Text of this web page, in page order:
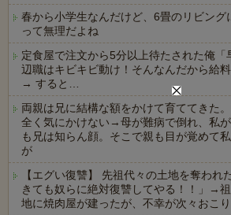
春から小学生なんだけど、6畳のリビング
って無理だよね
定食屋で注文から5分以上待たされた俺「
辺職はキビキビ動け！そんなんだから給料
→ すると…
両親は兄に結構な額をかけて育ててきた
全く気にかけない→母が難病で倒れ、私
も兄は知らん顔。そこで親も目が覚めて
が
【エグい復讐】 先祖代々の土地を奪われ
きても奴らに絶対復讐してやる！！」→
地に焼肉屋が建ったが、不幸が次々おこ